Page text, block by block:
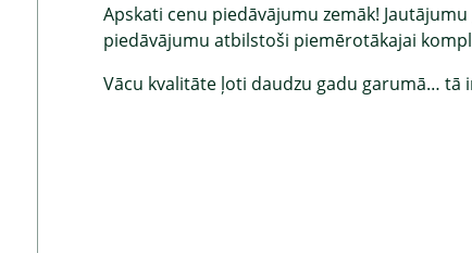
Apskati cenu piedāvājumu zemāk!
piedāvājumu atbilstoši piemērotākajai
Vācu kvalitāte ļoti daudzu gadu garumā… tā